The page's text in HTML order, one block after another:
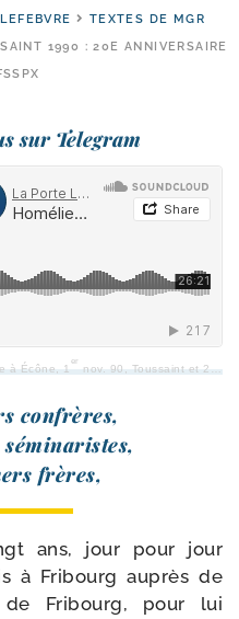
TEXTES DE MGR
1990 : 20E ANNIVERSAIRE
sur Telegram
à Écône, 1
er
nov. 90, Toussaint et 20 ans de la Fraternité
confrères,
frères,
ans, jour pour jour
à Fribourg auprès de
de Fribourg, pour lui